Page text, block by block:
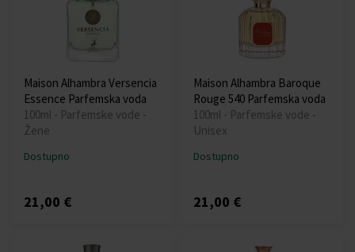
Maison Alhambra Versencia
Essence Parfemska voda
100ml - Parfemske vode -
Žene
Dostupno
21,00 €
Maison Alhambra Baroque
Rouge 540 Parfemska voda
100ml - Parfemske vode -
Unisex
Dostupno
21,00 €